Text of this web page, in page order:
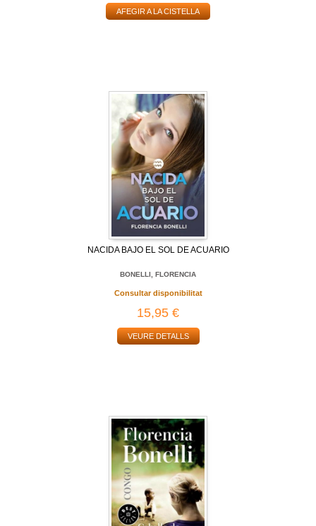
AFEGIR A LA CISTELLA
NACIDA BAJO EL SOL DE ACUARIO
BONELLI, FLORENCIA
Consultar disponibilitat
15,95 €
VEURE DETALLS